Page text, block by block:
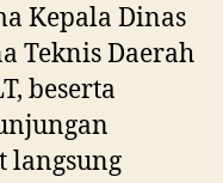
Kepala Dinas
Teknis Daerah
beserta
langsung